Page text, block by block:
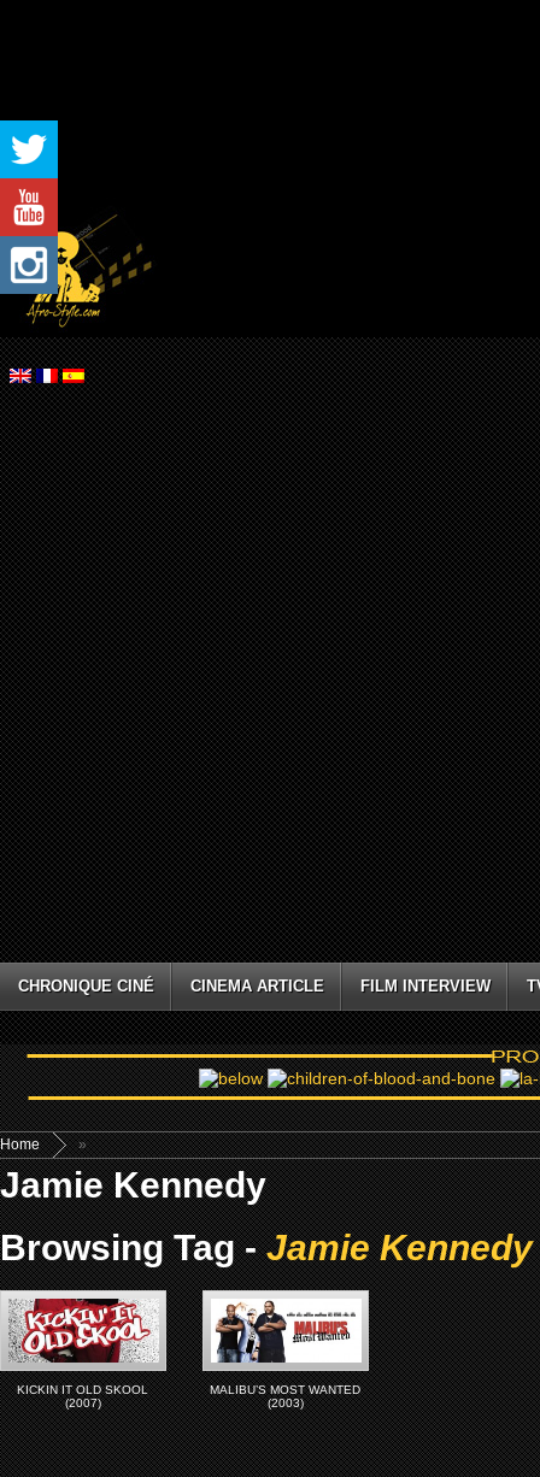
CHRONIQUE CINÉ CINEMA ARTICLE FILM INTERVIEW
Home »
Jamie Kennedy
Browsing Tag -Jamie Kennedy
KICKIN IT OLD SKOOL
(2007)
MALIBU’S MOST WANTED
(2003)